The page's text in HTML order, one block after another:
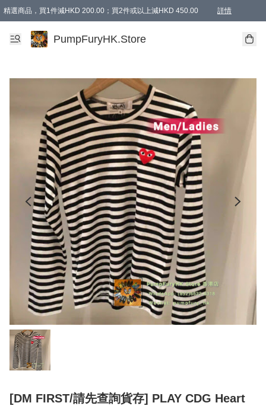
精選商品，買1件減HKD 200.00；買2件或以上減HKD 450.00 詳情
AAPE商品,會員專享9折或以上（按會員等級）AAPE products, members can
精選商品，任選買2件或以上減HKD 100.00
購物滿 HKD 800.00即享免運費優惠！（適用於 特定的送貨方式 )
PumpFuryHK.Store
[DM FIRST/請先查詢貨存] PLAY CDG Heart